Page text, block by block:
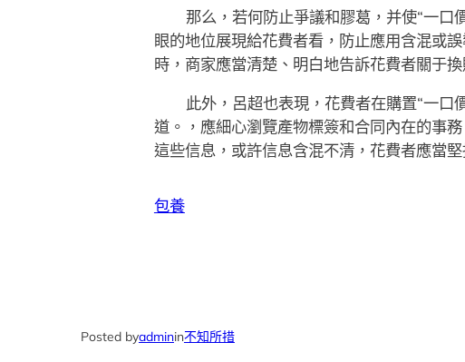
那么，若何防止爭議和膠葛，并使“一口
眼的地位展現給花費者看，防止應用含混或
時，商家應當清楚、明白地告訴花費者關于
此外，呂超也表現，花費者在購置“一口
道。，應細心瀏覽產物標簽和合同內在的事
這些信息，或許信息含混不清，花費者應當
包養
Posted byadminin不知所措